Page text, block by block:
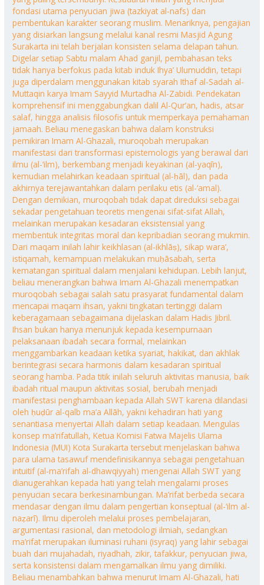
fondasi utama penyucian jiwa (tazkiyat al-nafs) dan
pembentukan karakter seorang muslim. Menariknya, pengajian
yang disiarkan langsung melalui kanal resmi Masjid Agung
Surakarta ini telah berjalan konsisten selama delapan tahun.
Digelar setiap Sabtu malam Ahad ganjil, pembahasan teks
tidak hanya berfokus pada kitab induk Ihya’ Ulumuddin, tetapi
juga diperdalam menggunakan kitab syarah Ithaf al-Sadah al-
Muttaqin karya Imam Sayyid Murtadha Al-Zabidi. Pendekatan
komprehensif ini menggabungkan dalil Al-Qur’an, hadis, atsar
salaf, hingga analisis filosofis untuk memperkaya pemahaman
jamaah. Beliau menegaskan bahwa dalam konstruksi
pemikiran Imam Al-Ghazali, muroqobah merupakan
manifestasi dari transformasi epistemologis yang berawal dari
ilmu (al-‘ilm), berkembang menjadi keyakinan (al-yaqīn),
kemudian melahirkan keadaan spiritual (al-ḥāl), dan pada
akhirnya terejawantahkan dalam perilaku etis (al-‘amal).
Dengan demikian, muroqobah tidak dapat direduksi sebagai
sekadar pengetahuan teoretis mengenai sifat-sifat Allah,
melainkan merupakan kesadaran eksistensial yang
membentuk integritas moral dan kepribadian seorang mukmin.
Dari maqam inilah lahir keikhlasan (al-ikhlāṣ), sikap wara’,
istiqamah, kemampuan melakukan muḥāsabah, serta
kematangan spiritual dalam menjalani kehidupan. Lebih lanjut,
beliau menerangkan bahwa Imam Al-Ghazali menempatkan
muroqobah sebagai salah satu prasyarat fundamental dalam
mencapai maqam ihsan, yakni tingkatan tertinggi dalam
keberagamaan sebagaimana dijelaskan dalam Hadis Jibril.
Ihsan bukan hanya menunjuk kepada kesempurnaan
pelaksanaan ibadah secara formal, melainkan
menggambarkan keadaan ketika syariat, hakikat, dan akhlak
berintegrasi secara harmonis dalam kesadaran spiritual
seorang hamba. Pada titik inilah seluruh aktivitas manusia, baik
ibadah ritual maupun aktivitas sosial, berubah menjadi
manifestasi penghambaan kepada Allah SWT karena dilandasi
oleh ḥuḍūr al-qalb ma’a Allāh, yakni kehadiran hati yang
senantiasa menyertai Allah dalam setiap keadaan. Mengulas
konsep ma’rifatullah, Ketua Komisi Fatwa Majelis Ulama
Indonesia (MUI) Kota Surakarta tersebut menjelaskan bahwa
para ulama tasawuf mendefinisikannya sebagai pengetahuan
intuitif (al-ma’rifah al-dhawqiyyah) mengenai Allah SWT yang
dianugerahkan kepada hati yang telah mengalami proses
penyucian secara berkesinambungan. Ma’rifat berbeda secara
mendasar dengan ilmu dalam pengertian konseptual (al-‘ilm al-
naẓarī). Ilmu diperoleh melalui proses pembelajaran,
argumentasi rasional, dan metodologi ilmiah, sedangkan
ma’rifat merupakan iluminasi ruhani (isyraq) yang lahir sebagai
buah dari mujahadah, riyadhah, zikir, tafakkur, penyucian jiwa,
serta konsistensi dalam mengamalkan ilmu yang dimiliki.
Beliau menambahkan bahwa menurut Imam Al-Ghazali, hati